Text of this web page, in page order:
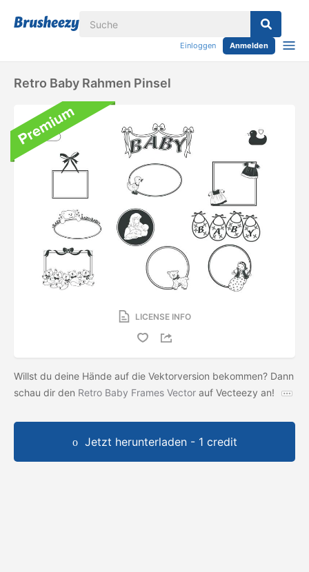
Einloggen Anmelden
Retro Baby Rahmen Pinsel
LICENSE INFO
Willst du deine Hände auf die Vektorversion bekommen? Dann
schau dir den Retro Baby Frames Vector auf Vecteezy an!
Jetzt herunterladen - 1 credit